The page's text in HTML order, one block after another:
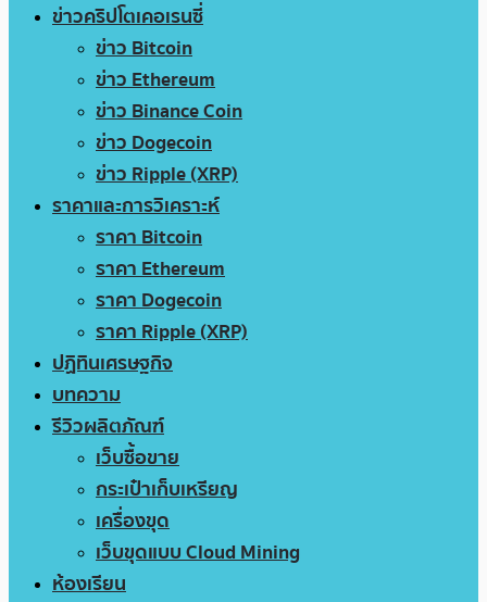
ข่าวคริปโตเคอเรนซี่
ข่าว Bitcoin
ข่าว Ethereum
ข่าว Binance Coin
ข่าว Dogecoin
ข่าว Ripple (XRP)
ราคาและการวิเคราะห์
ราคา Bitcoin
ราคา Ethereum
ราคา Dogecoin
ราคา Ripple (XRP)
ปฏิทินเศรษฐกิจ
บทความ
รีวิวผลิตภัณฑ์
เว็บซื้อขาย
กระเป๋าเก็บเหรียญ
เครื่องขุด
เว็บขุดแบบ Cloud Mining
ห้องเรียน